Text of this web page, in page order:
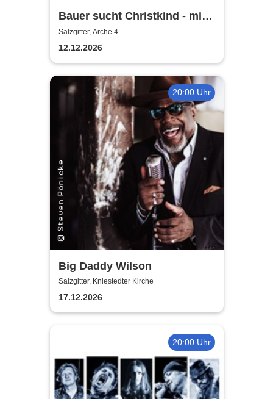
Bauer sucht Christkind - mit
Ralf Bauer & Pat Fritz
Salzgitter, Arche 4
12.12.2026
20:00 Uhr
Big Daddy Wilson
Salzgitter, Kniestedter Kirche
17.12.2026
20:00 Uhr